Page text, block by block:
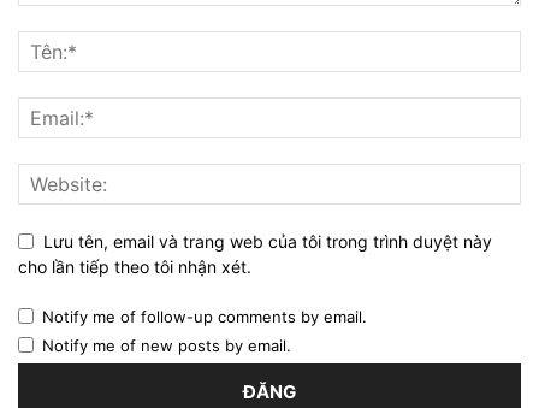
Lưu tên, email và trang web của tôi trong trình duyệt này
cho lần tiếp theo tôi nhận xét.
Notify me of follow-up comments by email.
Notify me of new posts by email.